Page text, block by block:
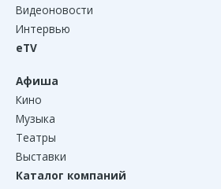
Видеоновости
Интервью
eTV
Афиша
Кино
Музыка
Театры
Выставки
Каталог компаний